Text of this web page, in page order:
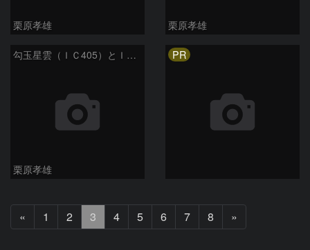
栗原孝雄 栗原孝雄
勾玉星雲（ＩＣ405）とＩＣ410
栗原孝雄
PR
«
へ
1 2 3 4 5 6 7 8 »
へ